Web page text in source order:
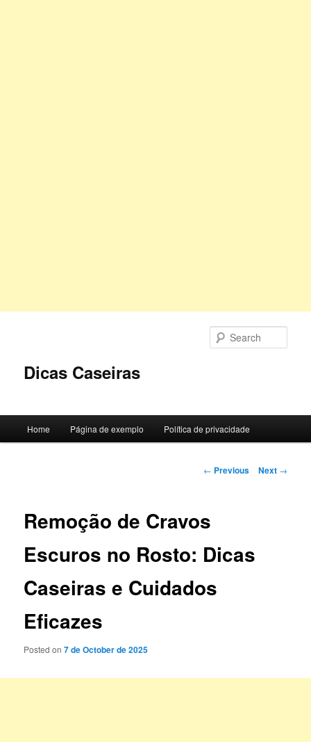
Dicas Caseiras
Home Página de exemplo Política de privacidade
Post
← Previous Next →
Remoção de Cravos
Escuros no Rosto: Dicas
Caseiras e Cuidados
Eficazes
Posted on7 de October de 2025